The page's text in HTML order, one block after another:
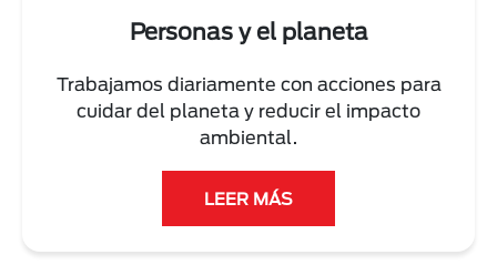
Personas y el planeta
Trabajamos diariamente con acciones para
cuidar del planeta y reducir el impacto
ambiental.
LEER MÁS